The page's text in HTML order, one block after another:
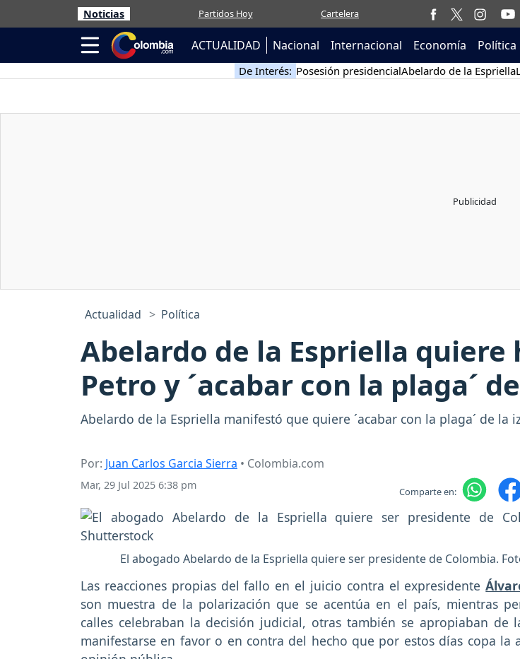
Noticias Partidos Hoy Cartelera
ACTUALIDAD Nacional Internacional Economía Política
De Interés: Posesión presidencialAbelardo de la Espriella
Actualidad Política
Abelardo de la Espriella quiere
Petro y ´acabar con la plaga´
Abelardo de la Espriella manifestó que quiere ´acabar con la plaga´ de
Por: Juan Carlos Garcia Sierra • Colombia.com
Mar, 29 Jul 2025 6:38 pm Comparte en:
El abogado Abelardo de la Espriella quiere ser presidente de Colombia.
Las reacciones propias del fallo en el juicio contra el expresidente
son muestra de la polarización que se acentúa en el país, mientras
calles celebraban la decisión judicial, otras también se apropiaban de
manifestarse en favor o en contra del hecho que por estos días copa la